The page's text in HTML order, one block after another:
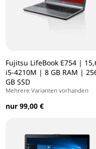
Fujitsu LifeBook E754 |
i5-4210M | 8 GB RAM |
GB SSD
Mehrere Varianten vorhanden
nur 99,00 €